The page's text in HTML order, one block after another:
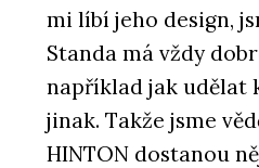
mi líbí jeho design,
Standa má vždy
například jak udělat
jinak. Takže jsme
HINTON dostanou